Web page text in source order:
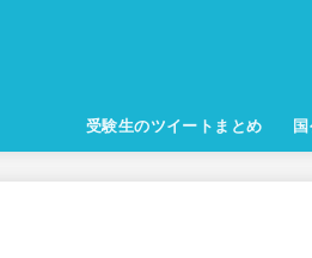
受験生のツイートまとめ